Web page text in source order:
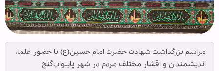
مراسم بزرگداشت شهادت حضرت امام حسین(ع) با حضور علما،
اندیشمندان و اقشار مختلف مردم در شهر پاینواب‌گنج